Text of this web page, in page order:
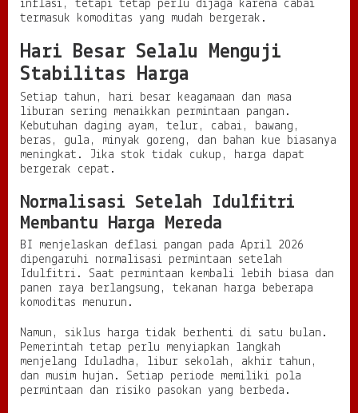
inflasi, tetapi tetap perlu dijaga karena cabai
termasuk komoditas yang mudah bergerak.
Hari Besar Selalu Menguji
Stabilitas Harga
Setiap tahun, hari besar keagamaan dan masa
liburan sering menaikkan permintaan pangan.
Kebutuhan daging ayam, telur, cabai, bawang,
beras, gula, minyak goreng, dan bahan kue biasanya
meningkat. Jika stok tidak cukup, harga dapat
bergerak cepat.
Normalisasi Setelah Idulfitri
Membantu Harga Mereda
BI menjelaskan deflasi pangan pada April 2026
dipengaruhi normalisasi permintaan setelah
Idulfitri. Saat permintaan kembali lebih biasa dan
panen raya berlangsung, tekanan harga beberapa
komoditas menurun.
Namun, siklus harga tidak berhenti di satu bulan.
Pemerintah tetap perlu menyiapkan langkah
menjelang Iduladha, libur sekolah, akhir tahun,
dan musim hujan. Setiap periode memiliki pola
permintaan dan risiko pasokan yang berbeda.